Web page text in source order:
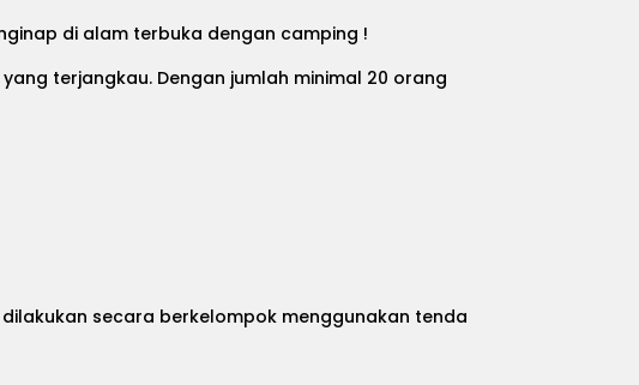
di alam terbuka dengan camping !
terjangkau. Dengan jumlah minimal 20 orang
secara berkelompok menggunakan tenda